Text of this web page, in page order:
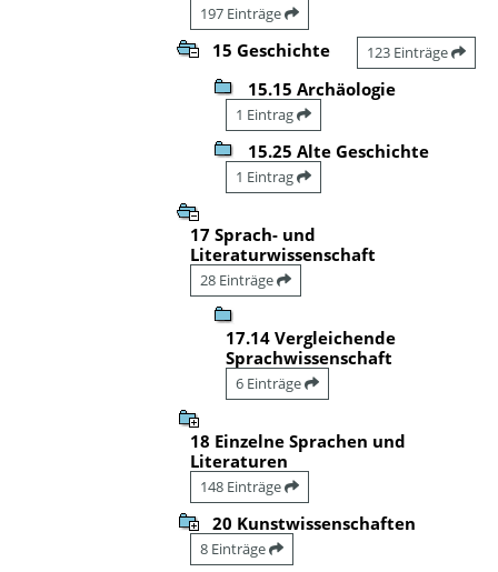
197 Einträge
15 Geschichte 123 Einträge
15.15 Archäologie
1 Eintrag
15.25 Alte Geschichte
1 Eintrag
17 Sprach- und
Literaturwissenschaft
28 Einträge
17.14 Vergleichende
Sprachwissenschaft
6 Einträge
18 Einzelne Sprachen und
Literaturen
148 Einträge
20 Kunstwissenschaften
8 Einträge